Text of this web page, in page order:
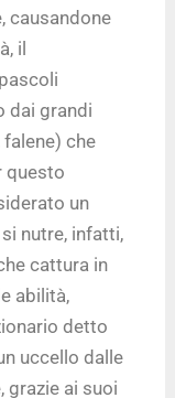
causandone
il
dai grandi
che
questo
un
nutre, infatti,
cattura in
abilità,
detto
uccello dalle
grazie ai suoi